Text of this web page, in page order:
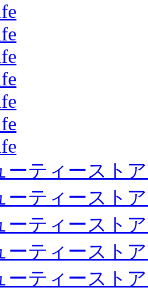
ーティースト
ーティースト
ーティースト
ーティースト
ーティースト